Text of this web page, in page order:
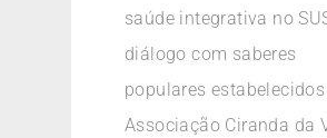
saúde integrativa no
diálogo com saberes
populares
Associação Ciranda da